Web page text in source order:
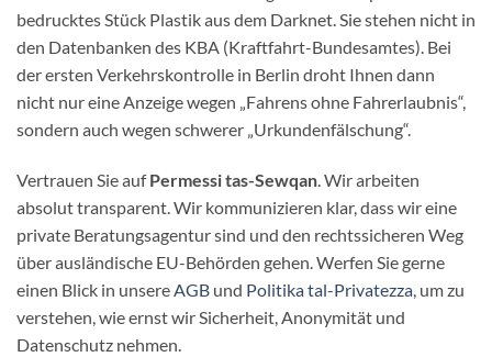
bedrucktes Stück Plastik aus dem Darknet. Sie stehen nicht in
den Datenbanken des KBA (Kraftfahrt-Bundesamtes). Bei
der ersten Verkehrskontrolle in Berlin droht Ihnen dann
nicht nur eine Anzeige wegen „Fahrens ohne Fahrerlaubnis“,
sondern auch wegen schwerer „Urkundenfälschung“.
Vertrauen Sie aufPermessi tas-Sewqan. Wir arbeiten
absolut transparent. Wir kommunizieren klar, dass wir eine
private Beratungsagentur sind und den rechtssicheren Weg
über ausländische EU-Behörden gehen. Werfen Sie gerne
einen Blick in unsereAGB und Politika tal-Privatezza, um zu
verstehen, wie ernst wir Sicherheit, Anonymität und
Datenschutz nehmen.